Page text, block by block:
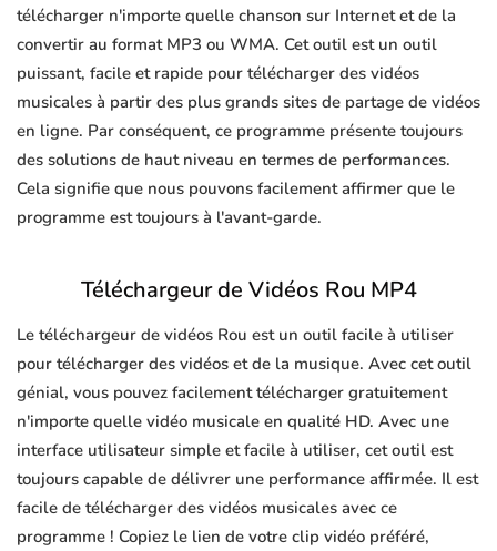
télécharger n'importe quelle chanson sur Internet et de la
convertir au format MP3 ou WMA. Cet outil est un outil
puissant, facile et rapide pour télécharger des vidéos
musicales à partir des plus grands sites de partage de vidéos
en ligne. Par conséquent, ce programme présente toujours
des solutions de haut niveau en termes de performances.
Cela signifie que nous pouvons facilement affirmer que le
programme est toujours à l'avant-garde.
Téléchargeur de Vidéos Rou MP4
Le téléchargeur de vidéos Rou est un outil facile à utiliser
pour télécharger des vidéos et de la musique. Avec cet outil
génial, vous pouvez facilement télécharger gratuitement
n'importe quelle vidéo musicale en qualité HD. Avec une
interface utilisateur simple et facile à utiliser, cet outil est
toujours capable de délivrer une performance affirmée. Il est
facile de télécharger des vidéos musicales avec ce
programme ! Copiez le lien de votre clip vidéo préféré,